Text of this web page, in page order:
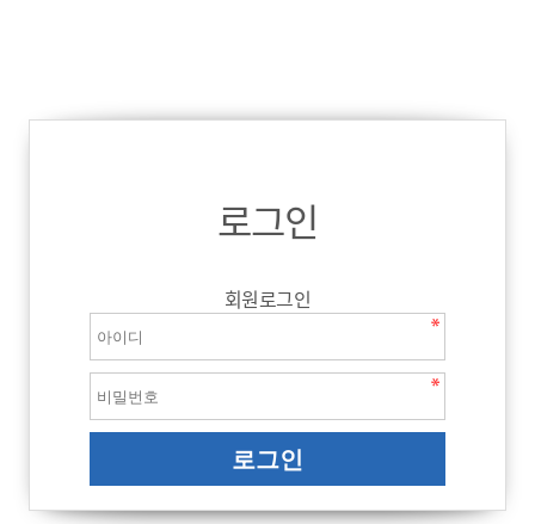
로그인
회원로그인